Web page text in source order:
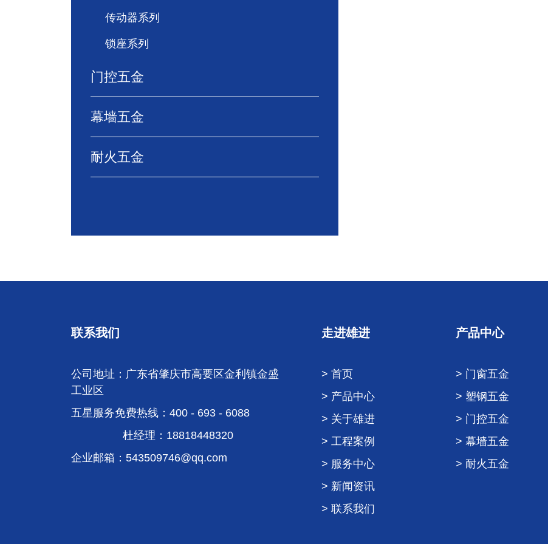
传动器系列
锁座系列
门控五金
幕墙五金
耐火五金
联系我们
公司地址：广东省肇庆市高要区金利镇金盛
工业区
五星服务免费热线：400 - 693 - 6088
杜经理：18818448320
企业邮箱： 543509746@qq.com
走进雄进
> 首页
> 产品中心
> 关于雄进
> 工程案例
> 服务中心
> 新闻资讯
> 联系我们
产品中心
> 门窗五金
> 塑钢五金
> 门控五金
> 幕墙五金
> 耐火五金